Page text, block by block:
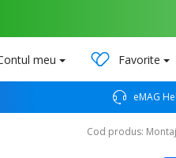
meu Favorite
eMAG
Cod produs: